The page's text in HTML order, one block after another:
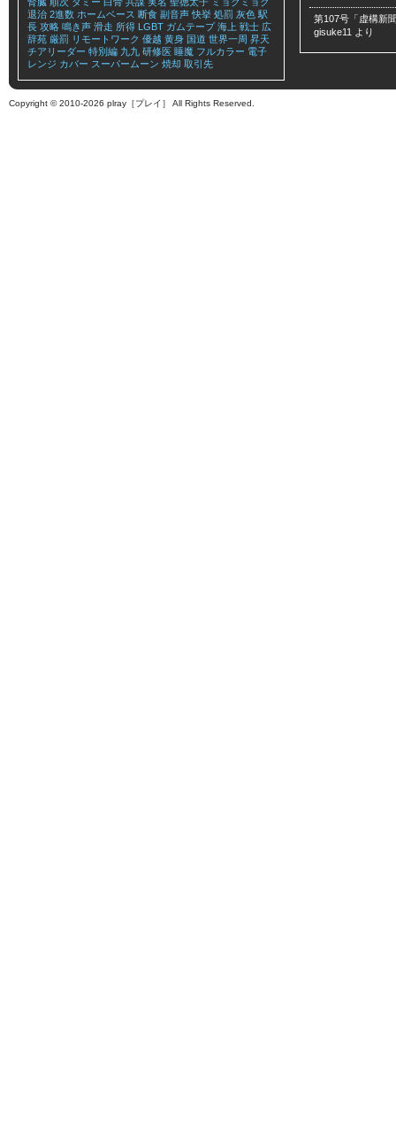
退治 2進数 ホームベース 断食 副音声 快挙 処罰 灰色 駅
長 攻略 鳴き声 滑走 所得 LGBT ガムテープ 海上 戦士 広
辞苑 厳罰 リモートワーク 優越 黄身 国道 世界一周 昇天
チアリーダー 特別編 九九 研修医 睡魔 フルカラー 電子
レンジ カバー スーパームーン 焼却 取引先
第107号「虚構新
gisuke11 より
Copyright © 2010-2026 plray［プレイ］ All Rights Reserved.